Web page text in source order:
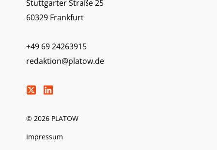
Stuttgarter Straße 25
60329 Frankfurt
+49 69 24263915
redaktion@platow.de
© 2026 PLATOW
Impressum